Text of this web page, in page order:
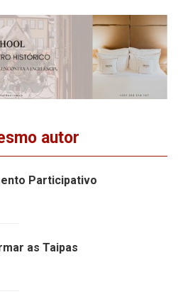
autor
Participativo
as Taipas